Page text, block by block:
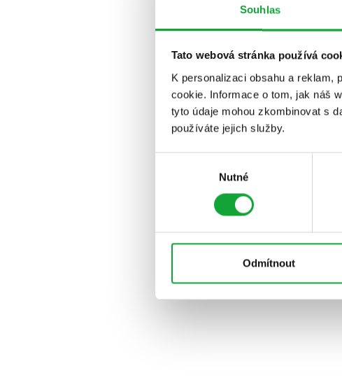
Souhlas
Tato webová stránka používá
K personalizaci obsahu a
cookie. Informace o tom, jak náš
tyto údaje mohou zkombinovat s
používáte jejich služby.
Nutné
Odmítnout